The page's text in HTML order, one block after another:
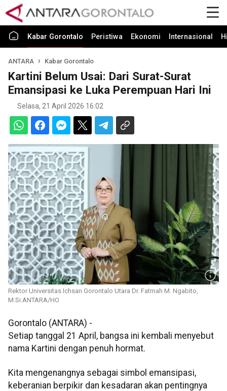
Kabar Gorontalo Peristiwa Ekonomi Internasional
ANTARA Kabar Gorontalo
Kartini Belum Usai: Dari Surat-Surat
Emansipasi ke Luka Perempuan Hari Ini
Selasa, 21 April 2026 16:02
Rektor Universitas Ichsan Gorontalo Utara Dr. Fatmah M. Ngabito,
M.Si.ANTARA/HO
Gorontalo (ANTARA) -
Setiap tanggal 21 April, bangsa ini kembali menyebut
nama Kartini dengan penuh hormat.
Kita mengenangnya sebagai simbol emansipasi,
keberanian berpikir dan kesadaran akan pentingnya